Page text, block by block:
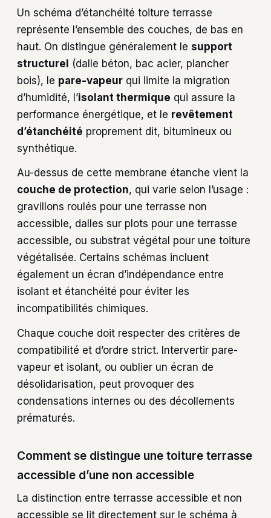
Un schéma d’étanchéité toiture terrasse
représente l’ensemble des couches, de bas en
haut. On distingue généralement le support
structurel (dalle béton, bac acier, plancher
bois), le pare-vapeur qui limite la migration
d’humidité, l’isolant thermique qui assure la
performance énergétique, et le revêtement
d’étanchéité proprement dit, bitumineux ou
synthétique.
Au-dessus de cette membrane étanche vient la
couche de protection, qui varie selon l’usage :
gravillons roulés pour une terrasse non
accessible, dalles sur plots pour une terrasse
accessible, ou substrat végétal pour une toiture
végétalisée. Certains schémas incluent
également un écran d’indépendance entre
isolant et étanchéité pour éviter les
incompatibilités chimiques.
Chaque couche doit respecter des critères de
compatibilité et d’ordre strict. Intervertir pare-
vapeur et isolant, ou oublier un écran de
désolidarisation, peut provoquer des
condensations internes ou des décollements
prématurés.
Comment se distingue une toiture terrasse
accessible d’une non accessible
La distinction entre terrasse accessible et non
accessible se lit directement sur le schéma à